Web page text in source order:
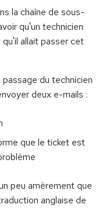
la chaîne de sous-
qu'un technicien
allait passer cet
du technicien
deux e-mails :
que le ticket est
peu amèrement que
anglaise de